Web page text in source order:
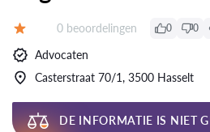
Beoordelingen:
0 beoordelingen 0 0
Advocaten
Casterstraat 70/1, 3500 Hasselt
DE INFORMATIE IS NIET